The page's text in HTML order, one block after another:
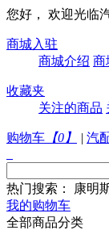
您好， 欢迎光临
商城入驻
商城介绍 商
收藏夹
关注的商品
购物车 【0 】 | 汽
热门搜索： 康明
我的购物车
全部商品分类